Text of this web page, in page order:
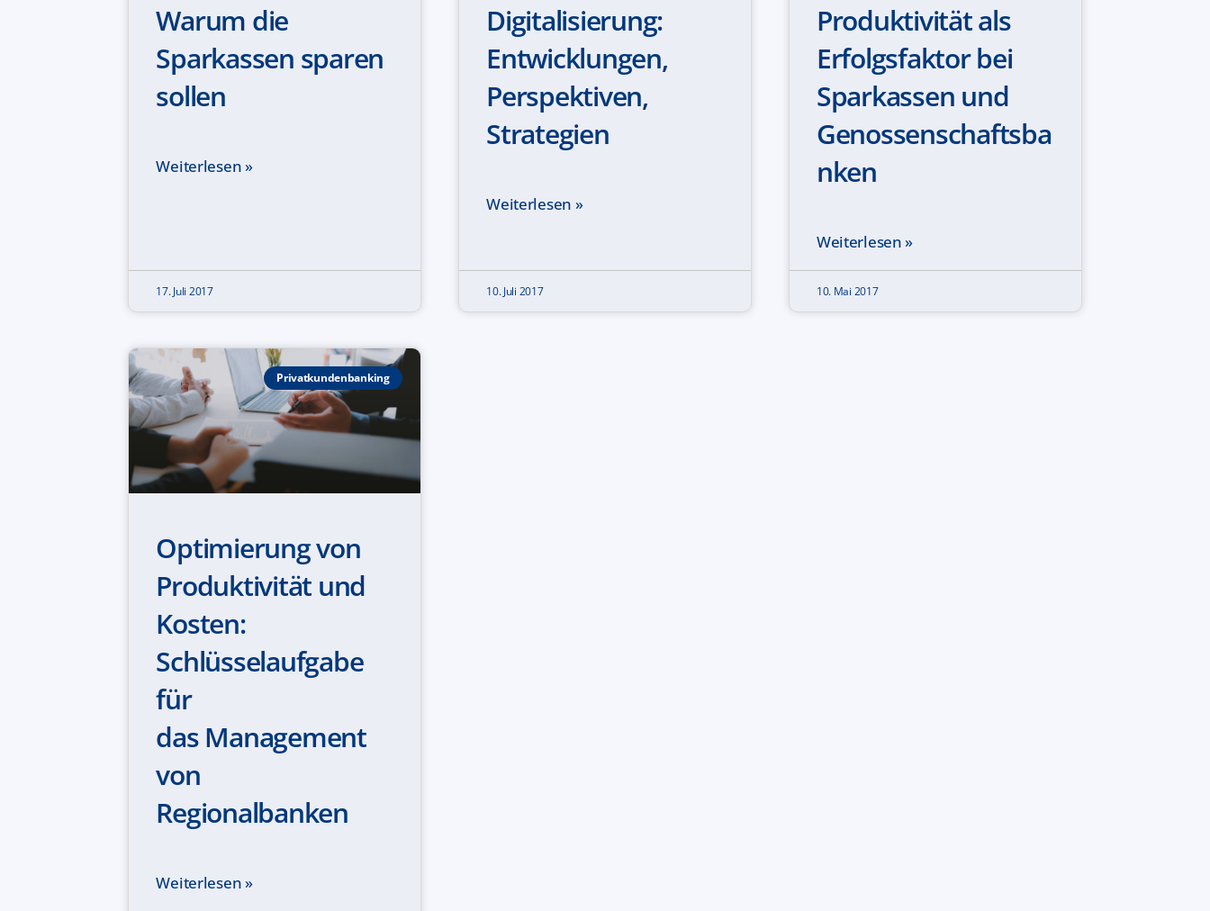
Warum die
Sparkassen sparen
sollen
Weiterlesen »
17. Juli 2017
Digitalisierung:
Entwicklungen,
Perspektiven,
Strategien
Weiterlesen »
10. Juli 2017
Produktivität als
Erfolgsfaktor bei
Sparkassen und
Genossenschaftsba
nken
Weiterlesen »
10. Mai 2017
Privatkundenbanking
Optimierung von
Produktivität und
Kosten:
Schlüsselaufgabe
für
das Management
von
Regionalbanken
Weiterlesen »